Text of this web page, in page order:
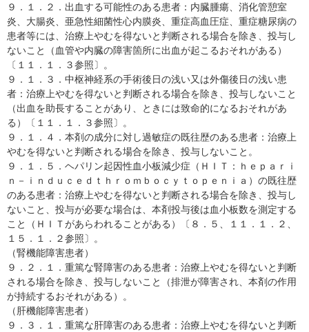
９．１．２．出血する可能性のある患者：内臓腫瘍、消化管憩室
炎、大腸炎、亜急性細菌性心内膜炎、重症高血圧症、重症糖尿病の
患者等には、治療上やむを得ないと判断される場合を除き、投与し
ないこと（血管や内臓の障害箇所に出血が起こるおそれがある）
〔１１．１．３参照〕。
９．１．３．中枢神経系の手術後日の浅い又は外傷後日の浅い患
者：治療上やむを得ないと判断される場合を除き、投与しないこと
（出血を助長することがあり、ときには致命的になるおそれがあ
る）〔１１．１．３参照〕。
９．１．４．本剤の成分に対し過敏症の既往歴のある患者：治療上
やむを得ないと判断される場合を除き、投与しないこと。
９．１．５．ヘパリン起因性血小板減少症（ＨＩＴ：ｈｅｐａｒｉ
ｎ－ｉｎｄｕｃｅｄｔｈｒｏｍｂｏｃｙｔｏｐｅｎｉａ）の既往歴
のある患者：治療上やむを得ないと判断される場合を除き、投与し
ないこと、投与が必要な場合は、本剤投与後は血小板数を測定する
こと（ＨＩＴがあらわれることがある）〔８．５、１１．１．２、
１５．１．２参照〕。
（腎機能障害患者）
９．２．１．重篤な腎障害のある患者：治療上やむを得ないと判断
される場合を除き、投与しないこと（排泄が障害され、本剤の作用
が持続するおそれがある）。
（肝機能障害患者）
９．３．１．重篤な肝障害のある患者：治療上やむを得ないと判断